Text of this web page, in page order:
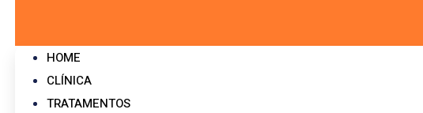
HOME
CLÍNICA
TRATAMENTOS